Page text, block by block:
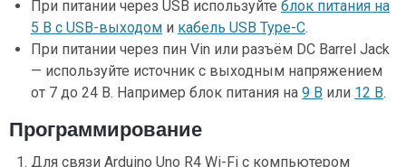
При питании через USB используйте блок питания на
5 В с USB-выходом и кабель USB Type-C.
При питании через пин Vin или разъём DC Barrel Jack
— используйте источник с выходным напряжением
от 7 до 24 В. Например блок питания на 9 В или 12 В.
Программирование
Для связи Arduino Uno R4 Wi-Fi с компьютером